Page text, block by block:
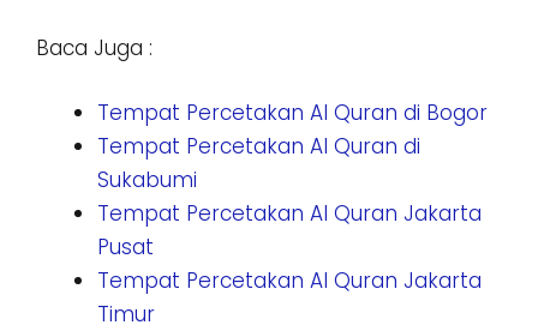
Baca Juga :
Tempat Percetakan Al Quran di Bogor
Tempat Percetakan Al Quran di
Sukabumi
Tempat Percetakan Al Quran Jakarta
Pusat
Tempat Percetakan Al Quran Jakarta
Timur